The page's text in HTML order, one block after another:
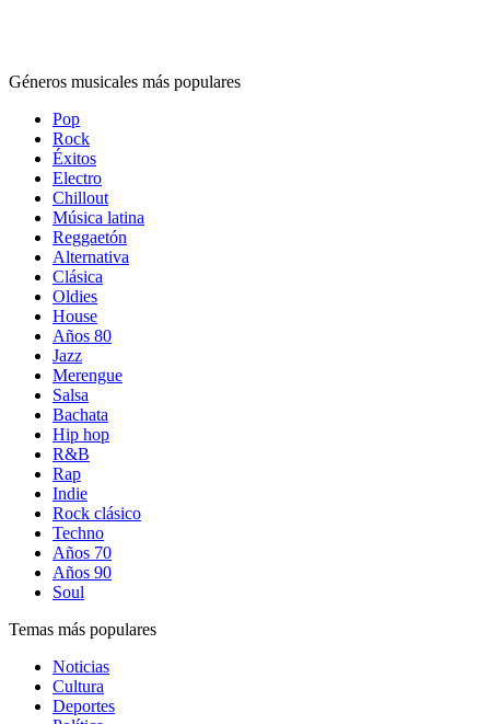
Géneros musicales más populares
Pop
Rock
Éxitos
Electro
Chillout
Música latina
Reggaetón
Alternativa
Clásica
Oldies
House
Años 80
Jazz
Merengue
Salsa
Bachata
Hip hop
R&B
Rap
Indie
Rock clásico
Techno
Años 70
Años 90
Soul
Temas más populares
Noticias
Cultura
Deportes